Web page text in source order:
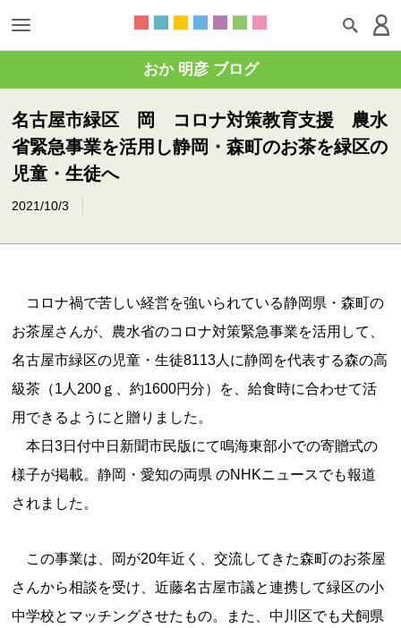
おか 明彦 ブログ
名古屋市緑区 岡 コロナ対策教育支援 農水
省緊急事業を活用し静岡・森町のお茶を緑区の
児童・生徒へ
2021/10/3
コロナ禍で苦しい経営を強いられている静岡県・森町の
お茶屋さんが、農水省のコロナ対策緊急事業を活用して、
名古屋市緑区の児童・生徒8113人に静岡を代表する森の高
級茶（1人200ｇ、約1600円分）を、給食時に合わせて活
用できるようにと贈りました。
本日3日付中日新聞市民版にて鳴海東部小での寄贈式の
様子が掲載。静岡・愛知の両県 のNHKニュースでも報道
されました。
この事業は、岡が20年近く、交流してきた森町のお茶屋
さんから相談を受け、近藤名古屋市議と連携して緑区の小
中学校とマッチングさせたもの。また、中川区でも犬飼県